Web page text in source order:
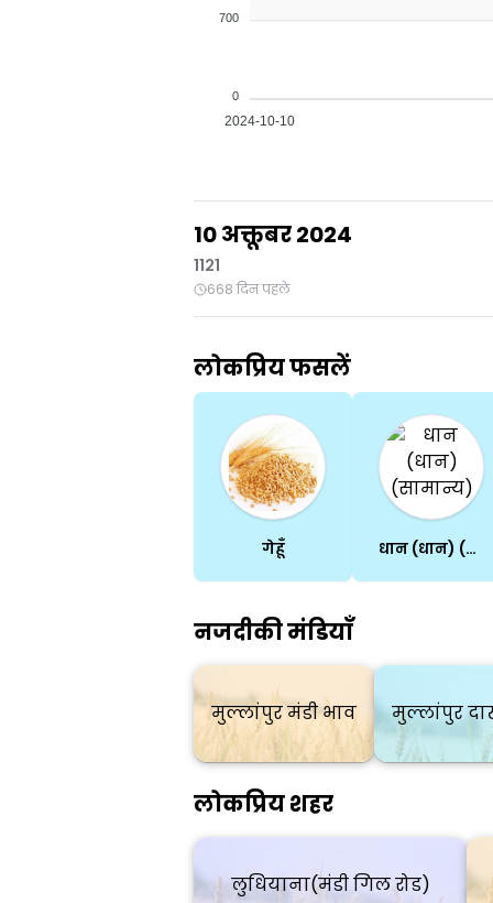
700
0
2024-10-10
10 अक्तूबर 2024
1121
668 दिन पहले
लोकप्रिय फसलें
गेहूँ धान (धान) (सामान्य)
नजदीकी मंडियाँ
मुल्लांपुर मंडी भाव मुल्लांपुर
लोकप्रिय शहर
लुधियाना(मंडी गिल रोड)